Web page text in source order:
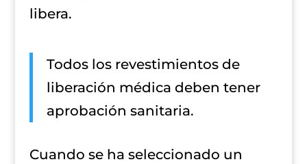
libera.
Todos los revestimientos de
liberación médica deben tener
aprobación sanitaria.
Cuando se ha seleccionado un